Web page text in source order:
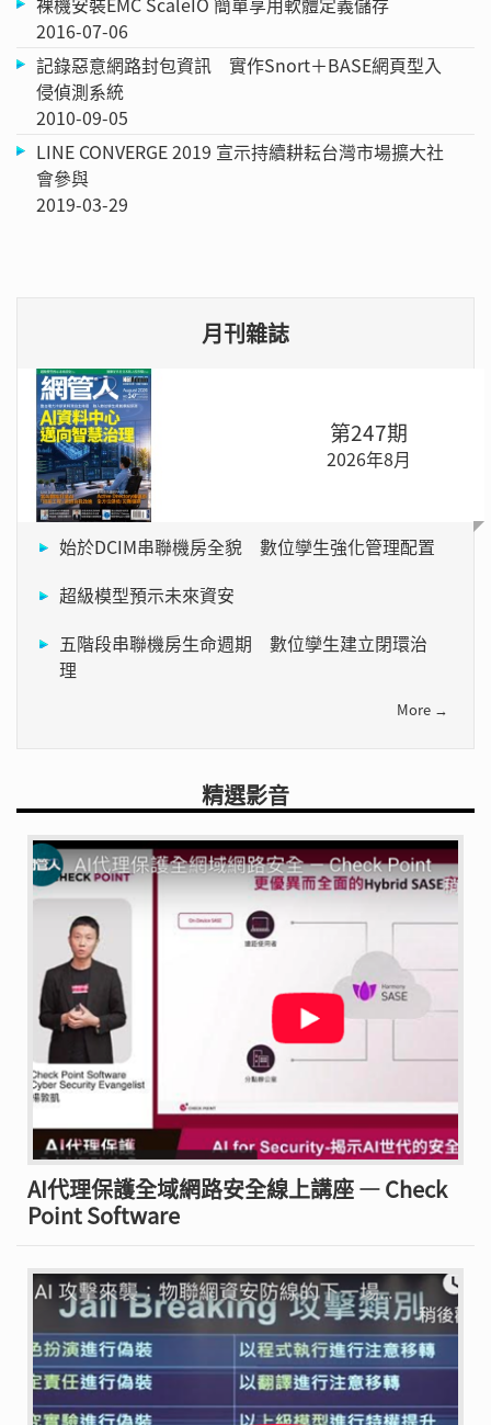
2016-07-06
記錄惡意網路封包資訊 實作Snort＋BASE網頁型入
侵偵測系統
2010-09-05
LINE CONVERGE 2019 宣示持續耕耘台灣市場擴大社
會參與
2019-03-29
月刊雜誌
第247期
2026年8月
始於DCIM串聯機房全貌 數位孿生強化管理配置
超級模型預示未來資安
五階段串聯機房生命週期 數位孿生建立閉環治
理
More →
精選影音
AI代理保護全域網路安全線上講座 — Check
Point Software